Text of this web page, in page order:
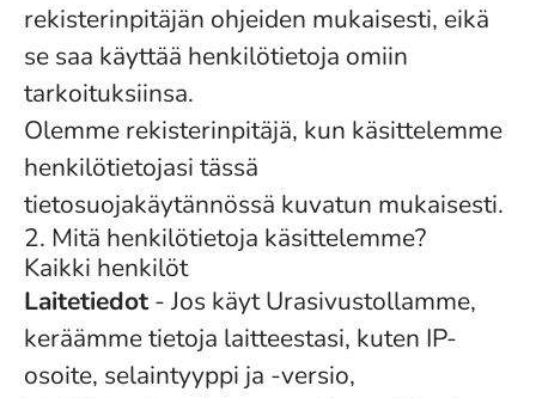
rekisterinpitäjän ohjeiden mukaisesti, eikä
se saa käyttää henkilötietoja omiin
tarkoituksiinsa.
Olemme rekisterinpitäjä, kun käsittelemme
henkilötietojasi tässä
tietosuojakäytännössä kuvatun mukaisesti.
2. Mitä henkilötietoja käsittelemme?
Kaikki henkilöt
Laitetiedot- Jos käyt Urasivustollamme,
keräämme tietoja laitteestasi, kuten IP-
osoite, selaintyyppi ja -versio,